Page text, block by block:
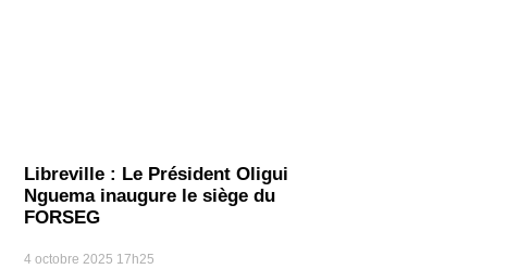
Libreville : Le Président Oligui
Nguema inaugure le siège du
FORSEG
4 octobre 2025 17h25